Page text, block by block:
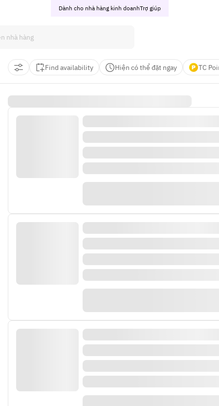
Dành cho nhà hàng kinh doanhTrợ giúp
Find availability Hiện có thể đặt ngay TC